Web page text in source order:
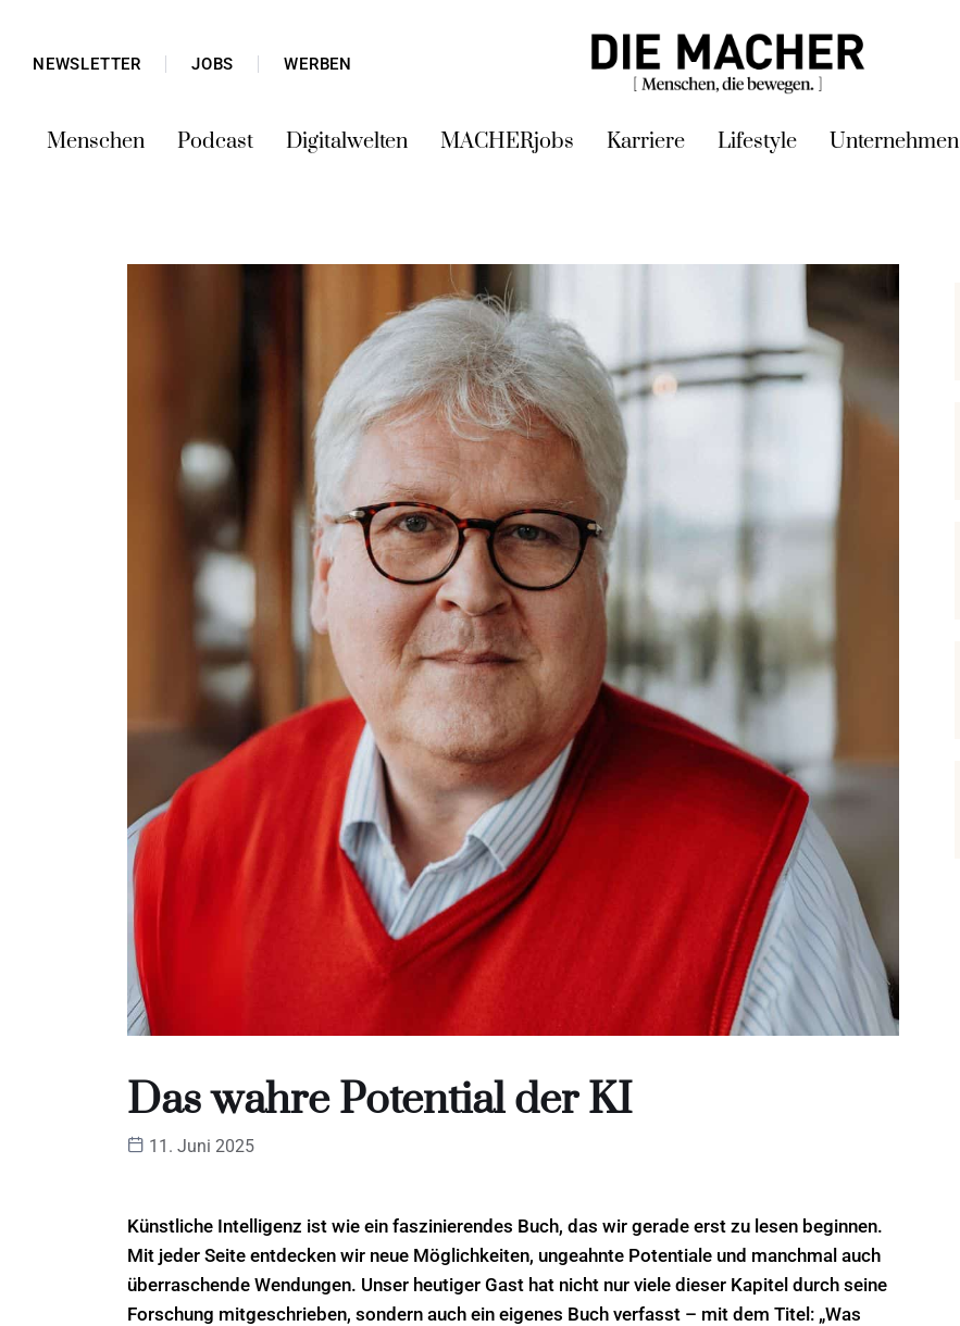
NEWSLETTER JOBS WERBEN
Menschen Podcast Digitalwelten MACHERjobs Karriere Lifestyle Unternehmen
Das wahre Potential der KI
11. Juni 2025
Künstliche Intelligenz ist wie ein faszinierendes Buch, das wir gerade erst zu lesen beginnen.
Mit jeder Seite entdecken wir neue Möglichkeiten, ungeahnte Potentiale und manchmal auch
überraschende Wendungen. Unser heutiger Gast hat nicht nur viele dieser Kapitel durch seine
Forschung mitgeschrieben, sondern auch ein eigenes Buch verfasst – mit dem Titel: „Was